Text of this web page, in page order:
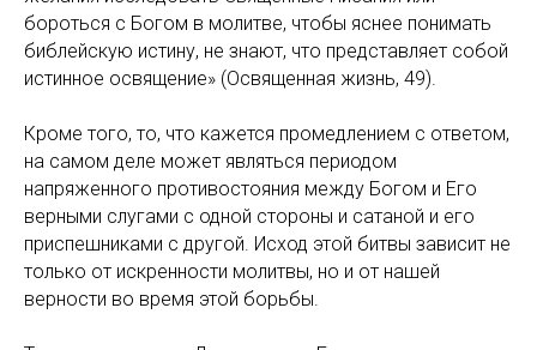
бороться с Богом в молитве, чтобы яснее понимать
библейскую истину, не знают, что представляет собой
истинное освящение» (Освященная жизнь, 49).
Кроме того, то, что кажется промедлением с ответом,
на самом деле может являться периодом
напряженного противостояния между Богом и Его
верными слугами с одной стороны и сатаной и его
приспешниками с другой. Исход этой битвы зависит не
только от искренности молитвы, но и от нашей
верности во время этой борьбы.